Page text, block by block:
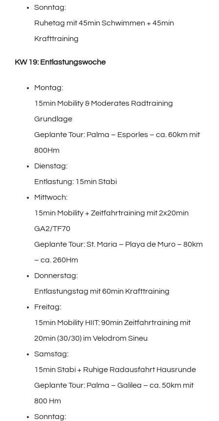
Sonntag:
Ruhetag mit 45min Schwimmen + 45min
Krafttraining
KW 19: Entlastungswoche
Montag:
15min Mobility & Moderates Radtraining
Grundlage
Geplante Tour: Palma – Esporles – ca. 60km mit
800Hm
Dienstag:
Entlastung: 15min Stabi
Mittwoch:
15min Mobility + Zeitfahrtraining mit 2x20min
GA2/TF70
Geplante Tour: St. Maria – Playa de Muro – 80km
– ca. 260Hm
Donnerstag:
Entlastungstag mit 60min Krafttraining
Freitag:
15min Mobility HIIT: 90min Zeitfahrtraining mit
20min (30/30) im Velodrom Sineu
Samstag:
15min Stabi + Ruhige Radausfahrt Hausrunde
Geplante Tour: Palma – Galilea – ca. 50km mit
800 Hm
Sonntag: